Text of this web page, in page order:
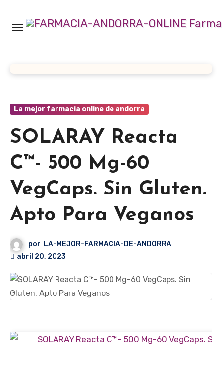
contenido
La mejor farmacia online de andorra
SOLARAY Reacta
C™- 500 Mg-60
VegCaps. Sin Gluten.
Apto Para Veganos
por LA-MEJOR-FARMACIA-DE-ANDORRA
abril 20, 2023